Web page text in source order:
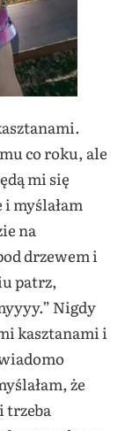
co roku, ale
mi się
myślałam
na
drzewem i
patrz,
Nigdy
kasztanami i
że
trzeba